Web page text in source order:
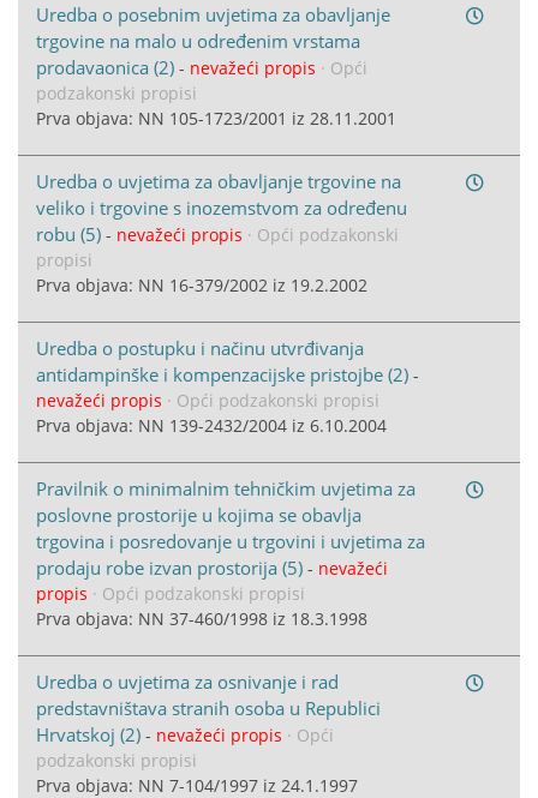
Uredba o posebnim uvjetima za obavljanje
trgovine na malo u određenim vrstama
prodavaonica (2) - nevažeći propis · Opći
podzakonski propisi
Prva objava: NN 105-1723/2001 iz 28.11.2001
Uredba o uvjetima za obavljanje trgovine na
veliko i trgovine s inozemstvom za određenu
robu (5) - nevažeći propis · Opći podzakonski
propisi
Prva objava: NN 16-379/2002 iz 19.2.2002
Uredba o postupku i načinu utvrđivanja
antidampinške i kompenzacijske pristojbe (2) -
nevažeći propis · Opći podzakonski propisi
Prva objava: NN 139-2432/2004 iz 6.10.2004
Pravilnik o minimalnim tehničkim uvjetima za
poslovne prostorije u kojima se obavlja
trgovina i posredovanje u trgovini i uvjetima za
prodaju robe izvan prostorija (5) - nevažeći
propis · Opći podzakonski propisi
Prva objava: NN 37-460/1998 iz 18.3.1998
Uredba o uvjetima za osnivanje i rad
predstavništava stranih osoba u Republici
Hrvatskoj (2) - nevažeći propis · Opći
podzakonski propisi
Prva objava: NN 7-104/1997 iz 24.1.1997